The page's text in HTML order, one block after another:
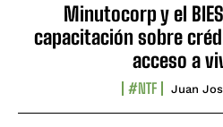
Minutocorp y el
capacitación sobre
acceso a
#NTF Juan